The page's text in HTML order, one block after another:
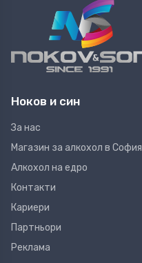
Ноков и син
За нас
Магазин за алкохол в София
Алкохол на едро
Контакти
Кариери
Партньори
Реклама